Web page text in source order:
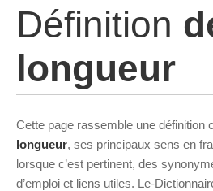
Définition
longueur
Cette page rassemble une définition
longueur, ses principaux sens en
lorsque c’est pertinent, des
d’emploi et liens utiles. Le-